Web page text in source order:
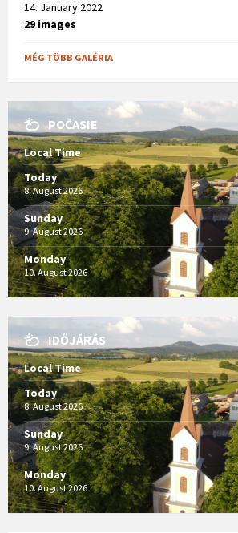
14. January 2022
29 images
MÉG TÖBB GALÉRIA
POČASIE
Local Time
Today
8. August 2026
Sunday
9. August 2026
Monday
10. August 2026
IDŐJÁRÁS
Local Time
Today
8. August 2026
Sunday
9. August 2026
Monday
10. August 2026